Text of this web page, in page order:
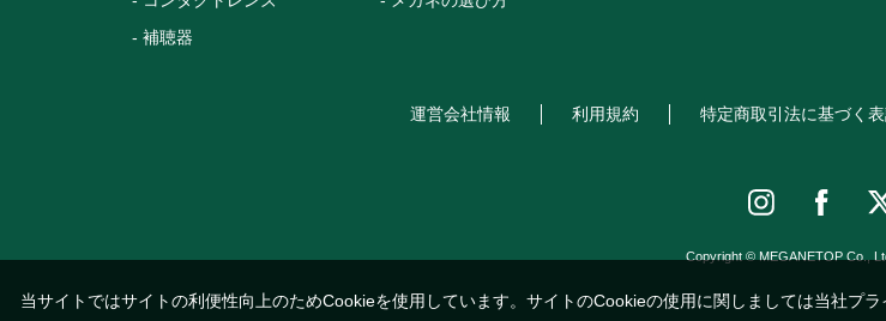
補聴器
運営会社情報 利用規約 特定商取引法に基づく
Copyright © MEGANETOP Co.,
当サイトではサイトの利便性向上のためCookieを使用しています。サイトのCookieの使用に関しましては当社プラ